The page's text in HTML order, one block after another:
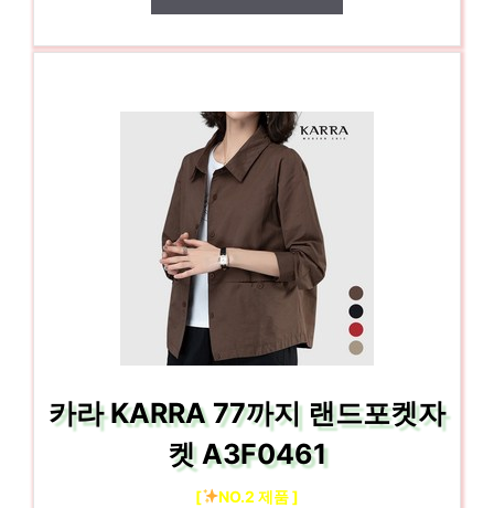
카라 KARRA 77까지 랜드포켓자
켓 A3F0461
[ NO.2 제품 ]